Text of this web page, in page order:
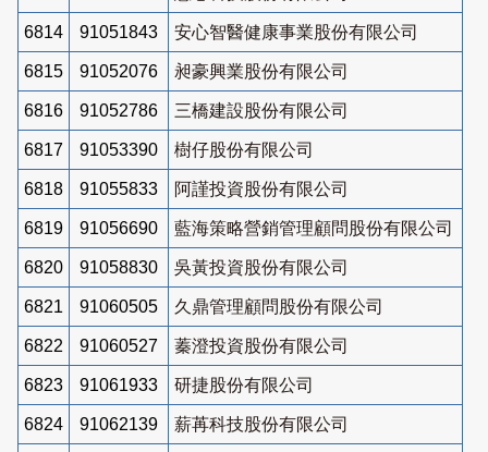
6814 91051843 安心智醫健康事業股份有限公司
6815 91052076 昶豪興業股份有限公司
6816 91052786 三橋建設股份有限公司
6817 91053390 樹仔股份有限公司
6818 91055833 阿謹投資股份有限公司
6819 91056690 藍海策略營銷管理顧問股份有限公司
6820 91058830 吳黃投資股份有限公司
6821 91060505 久鼎管理顧問股份有限公司
6822 91060527 蓁澄投資股份有限公司
6823 91061933 研捷股份有限公司
6824 91062139 薪苒科技股份有限公司